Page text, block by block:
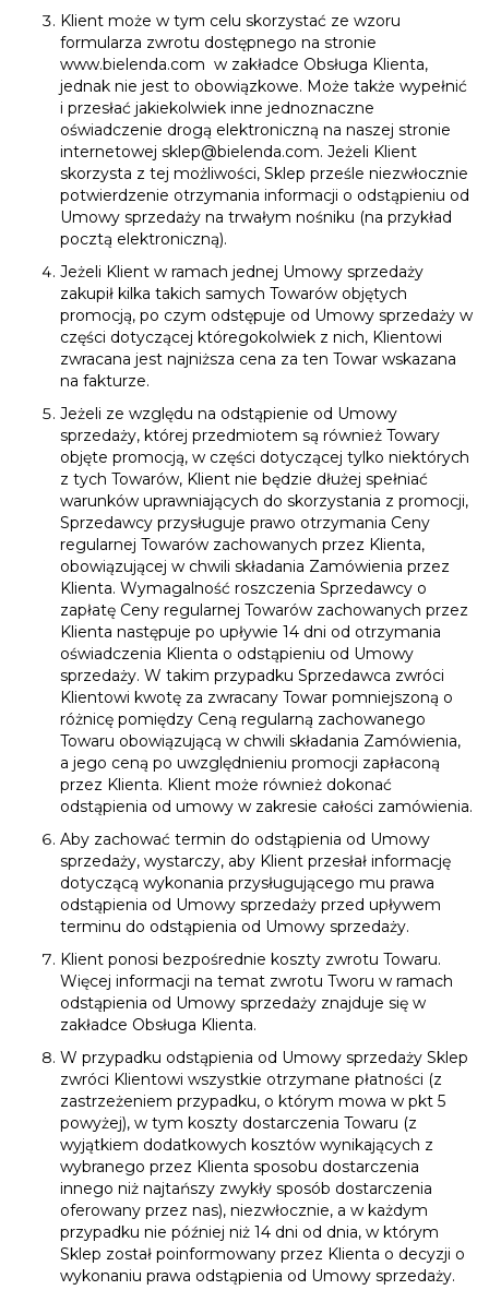
Klient może w tym celu skorzystać ze wzoru
formularza zwrotu dostępnego na stronie
www.bielenda.com w zakładce Obsługa Klienta,
jednak nie jest to obowiązkowe. Może także wypełnić
i przesłać jakiekolwiek inne jednoznaczne
oświadczenie drogą elektroniczną na naszej stronie
internetowej sklep@bielenda.com. Jeżeli Klient
skorzysta z tej możliwości, Sklep prześle niezwłocznie
potwierdzenie otrzymania informacji o odstąpieniu od
Umowy sprzedaży na trwałym nośniku (na przykład
pocztą elektroniczną).
Jeżeli Klient w ramach jednej Umowy sprzedaży
zakupił kilka takich samych Towarów objętych
promocją, po czym odstępuje od Umowy sprzedaży w
części dotyczącej któregokolwiek z nich, Klientowi
zwracana jest najniższa cena za ten Towar wskazana
na fakturze.
Jeżeli ze względu na odstąpienie od Umowy
sprzedaży, której przedmiotem są również Towary
objęte promocją, w części dotyczącej tylko niektórych
z tych Towarów, Klient nie będzie dłużej spełniać
warunków uprawniających do skorzystania z promocji,
Sprzedawcy przysługuje prawo otrzymania Ceny
regularnej Towarów zachowanych przez Klienta,
obowiązującej w chwili składania Zamówienia przez
Klienta. Wymagalność roszczenia Sprzedawcy o
zapłatę Ceny regularnej Towarów zachowanych przez
Klienta następuje po upływie 14 dni od otrzymania
oświadczenia Klienta o odstąpieniu od Umowy
sprzedaży. W takim przypadku Sprzedawca zwróci
Klientowi kwotę za zwracany Towar pomniejszoną o
różnicę pomiędzy Ceną regularną zachowanego
Towaru obowiązującą w chwili składania Zamówienia,
a jego ceną po uwzględnieniu promocji zapłaconą
przez Klienta. Klient może również dokonać
odstąpienia od umowy w zakresie całości zamówienia.
Aby zachować termin do odstąpienia od Umowy
sprzedaży, wystarczy, aby Klient przesłał informację
dotyczącą wykonania przysługującego mu prawa
odstąpienia od Umowy sprzedaży przed upływem
terminu do odstąpienia od Umowy sprzedaży.
Klient ponosi bezpośrednie koszty zwrotu Towaru.
Więcej informacji na temat zwrotu Tworu w ramach
odstąpienia od Umowy sprzedaży znajduje się w
zakładce Obsługa Klienta.
W przypadku odstąpienia od Umowy sprzedaży Sklep
zwróci Klientowi wszystkie otrzymane płatności (z
zastrzeżeniem przypadku, o którym mowa w pkt 5
powyżej), w tym koszty dostarczenia Towaru (z
wyjątkiem dodatkowych kosztów wynikających z
wybranego przez Klienta sposobu dostarczenia
innego niż najtańszy zwykły sposób dostarczenia
oferowany przez nas), niezwłocznie, a w każdym
przypadku nie później niż 14 dni od dnia, w którym
Sklep został poinformowany przez Klienta o decyzji o
wykonaniu prawa odstąpienia od Umowy sprzedaży.